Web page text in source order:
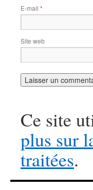
E-mail *
Site web
Ce site
plus sur
traitées.